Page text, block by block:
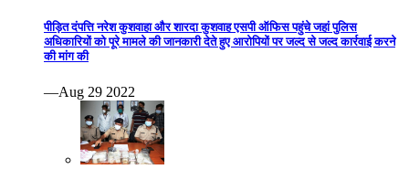
पीड़ित दंपत्ति नरेश कुशवाहा और शारदा कुशवाह एसपी ऑफिस पहुंचे जहां पुलिस
अधिकारियों को पूरे मामले की जानकारी देते हुए आरोपियों पर जल्द से जल्द कार्रवाई करने
की मांग की
—Aug 29 2022